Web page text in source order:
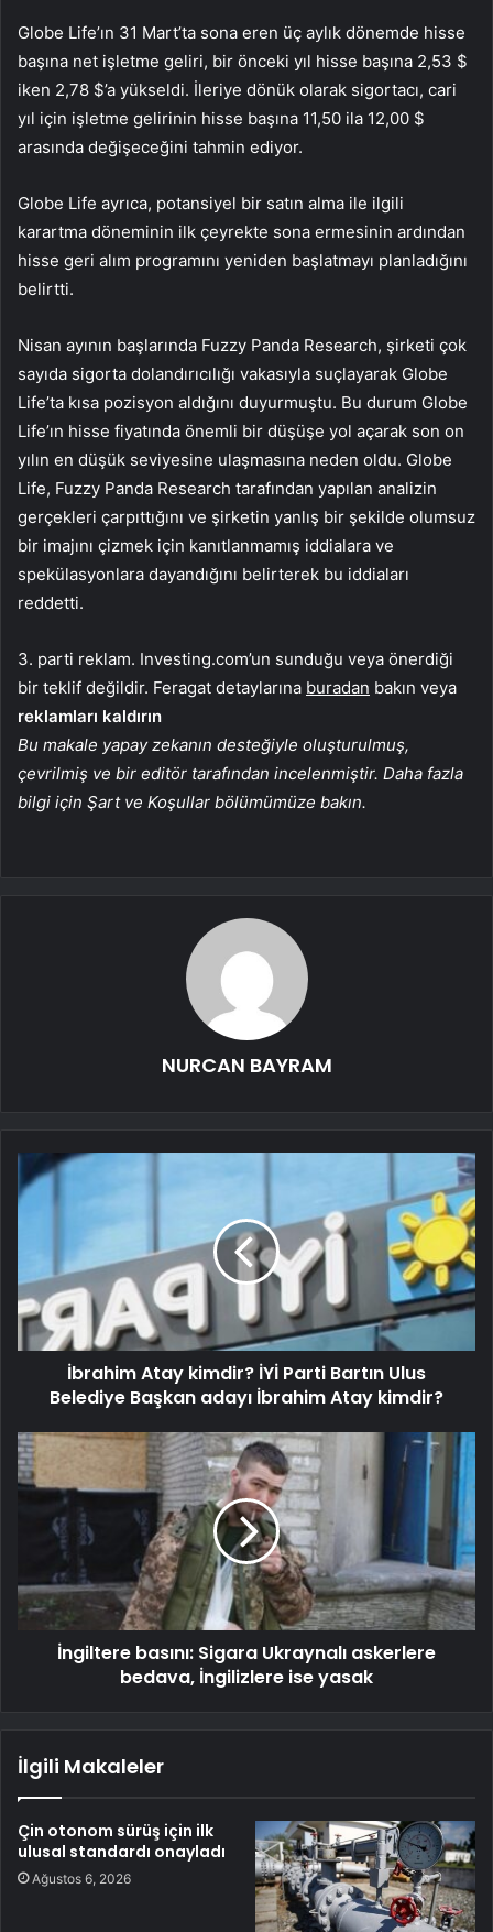
Globe Life’ın 31 Mart’ta sona eren üç aylık dönemde hisse
başına net işletme geliri, bir önceki yıl hisse başına 2,53 $
iken 2,78 $’a yükseldi. İleriye dönük olarak sigortacı, cari
yıl için işletme gelirinin hisse başına 11,50 ila 12,00 $
arasında değişeceğini tahmin ediyor.
Globe Life ayrıca, potansiyel bir satın alma ile ilgili
karartma döneminin ilk çeyrekte sona ermesinin ardından
hisse geri alım programını yeniden başlatmayı planladığını
belirtti.
Nisan ayının başlarında Fuzzy Panda Research, şirketi çok
sayıda sigorta dolandırıcılığı vakasıyla suçlayarak Globe
Life’ta kısa pozisyon aldığını duyurmuştu. Bu durum Globe
Life’ın hisse fiyatında önemli bir düşüşe yol açarak son on
yılın en düşük seviyesine ulaşmasına neden oldu. Globe
Life, Fuzzy Panda Research tarafından yapılan analizin
gerçekleri çarpıttığını ve şirketin yanlış bir şekilde olumsuz
bir imajını çizmek için kanıtlanmamış iddialara ve
spekülasyonlara dayandığını belirterek bu iddiaları
reddetti.
3. parti reklam. Investing.com’un sunduğu veya önerdiği
bir teklif değildir. Feragat detaylarına buradan bakın veya
reklamları kaldırın
Bu makale yapay zekanın desteğiyle oluşturulmuş,
çevrilmiş ve bir editör tarafından incelenmiştir. Daha fazla
bilgi için Şart ve Koşullar bölümümüze bakın.
NURCAN BAYRAM
İbrahim Atay kimdir? İYİ Parti Bartın Ulus
Belediye Başkan adayı İbrahim Atay kimdir?
İngiltere basını: Sigara Ukraynalı askerlere
bedava, İngilizlere ise yasak
İlgili Makaleler
Çin otonom sürüş için ilk
ulusal standardı onayladı
Ağustos 6, 2026